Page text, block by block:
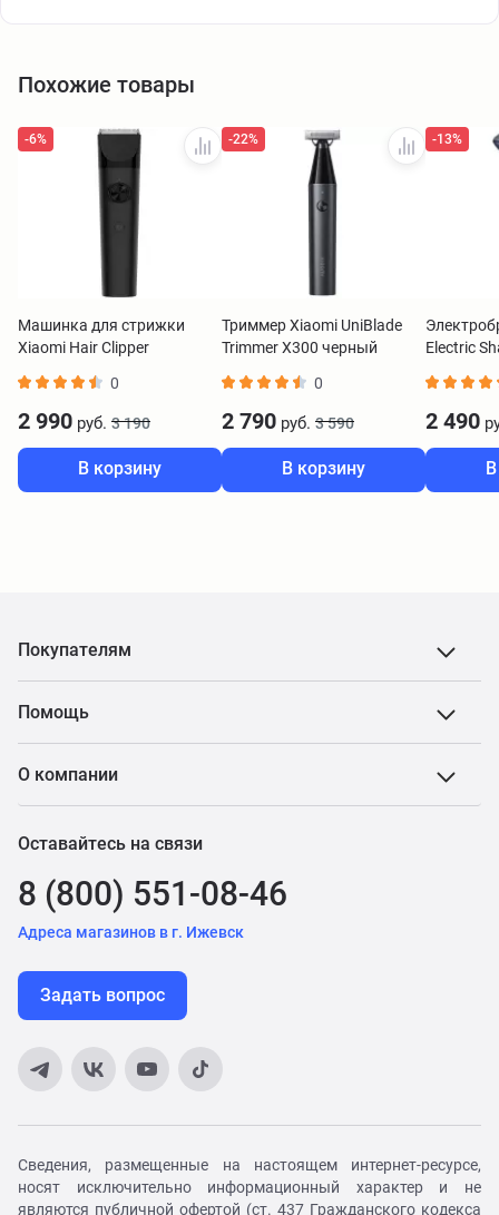
Похожие товары
-6%
Машинка для стрижки
Xiaomi Hair Clipper
0
2 990 руб. 3 190
В корзину
-22%
Триммер Xiaomi UniBlade
Trimmer X300 черный
0
2 790 руб. 3 590
В корзину
-13%
Electric
2 490
Покупателям
Помощь
О компании
Оставайтесь на связи
8 (800) 551-08-46
Адреса магазинов в г. Ижевск
Задать вопрос
Сведения, размещенные на настоящем интернет-ресурсе,
носят исключительно информационный характер и не
являются публичной офертой (ст. 437 Гражданского кодекса